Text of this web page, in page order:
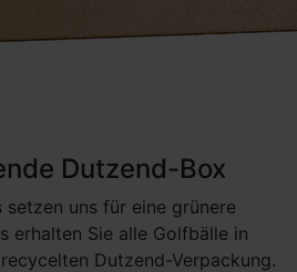
Dutzend-Box
uns für eine grünere
erhalten Sie alle Golfbälle in
Dutzend-Verpackung.